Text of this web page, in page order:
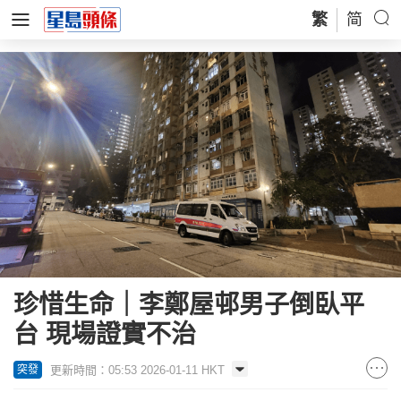
繁 简
珍惜生命｜李鄭屋邨男子倒臥平
台 現場證實不治
突發 更新時間：05:53 2026-01-11 HKT